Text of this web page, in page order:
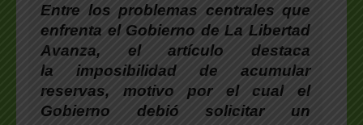
Entre los problemas centrales que
enfrenta el Gobierno de La Libertad
Avanza, el artículo destaca
la imposibilidad de acumular
reservas, motivo por el cual el
Gobierno debió solicitar un